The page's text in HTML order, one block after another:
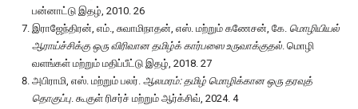
பன்னாட்டு இதழ், 2010. 26
இராஜேந்திரன், எம்., சுவாமிநாதன், எஸ். மற்றும் கணேசன், கே. மொழியியல்
ஆராய்ச்சிக்கு ஒரு விரிவான தமிழ்க் கார்பஸை உருவாக்குதல். மொழி
வளங்கள் மற்றும் மதிப்பீட்டு இதழ், 2018. 27
அபிராமி, எஸ். மற்றும் பலர். ஆலமரம்: தமிழ் மொழிக்கான ஒரு தரவுத்
தொகுப்பு. கூகுள் ரிசர்ச் மற்றும் ஆர்க்சிவ், 2024. 4